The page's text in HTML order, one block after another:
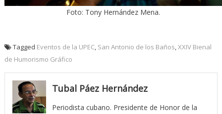
Foto: Tony Hernández Mena.
Tagged Eventos de la UPEC, San Antonio de los Baños XXIV Bienal
de Humorismo Gráfico
Tubal Páez Hernández
Periodista cubano. Presidente de Honor de la